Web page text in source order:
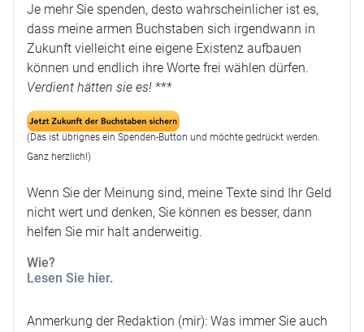
Je mehr Sie spenden, desto wahrscheinlicher ist es,
dass meine armen Buchstaben sich irgendwann in
Zukunft vielleicht eine eigene Existenz aufbauen
können und endlich ihre Worte frei wählen dürfen.
Verdient hätten sie es! ***
(Das ist übrignes ein Spenden-Button und möchte gedrückt werden.
Ganz herzlich!)
Wenn Sie der Meinung sind, meine Texte sind Ihr Geld
nicht wert und denken, Sie können es besser, dann
helfen Sie mir halt anderweitig.
Wie?
Lesen Sie hier.
Anmerkung der Redaktion (mir): Was immer Sie auch